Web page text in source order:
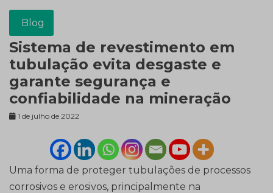
Blog
Sistema de revestimento em
tubulação evita desgaste e
garante segurança e
confiabilidade na mineração
1 de julho de 2022
Uma forma de proteger tubulações de processos
corrosivos e erosivos, principalmente na